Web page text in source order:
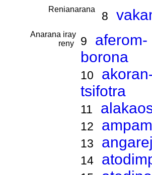
Renianarana
8
Anarana iray
reny
9
aferom-
borona
10
tsifotra
11
12
13
14